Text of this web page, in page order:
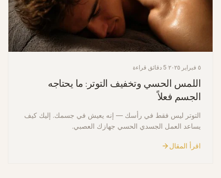
٥ فبراير ٢٠٢٥ 5 دقائق قراءة
اللمس الحسي وتخفيف التوتر: ما يحتاجه
الجسم فعلاً
التوتر ليس فقط في رأسك — إنه يعيش في جسمك. إليك كيف
يساعد العمل الجسدي الحسي جهازك العصبي.
اقرأ المقال